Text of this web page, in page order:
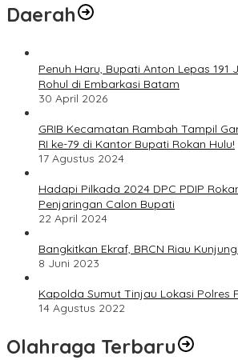
Daerah
Penuh Haru, Bupati Anton Lepas 191
Rohul di Embarkasi Batam
30 April 2026
GRIB Kecamatan Rambah Tampil
RI ke-79 di Kantor Bupati Rokan Hulu!
17 Agustus 2024
Hadapi Pilkada 2024 DPC PDIP
Penjaringan Calon Bupati
22 April 2024
Bangkitkan Ekraf, BRCN Riau
8 Juni 2023
Kapolda Sumut Tinjau Lokasi Polres
14 Agustus 2022
Olahraga Terbaru